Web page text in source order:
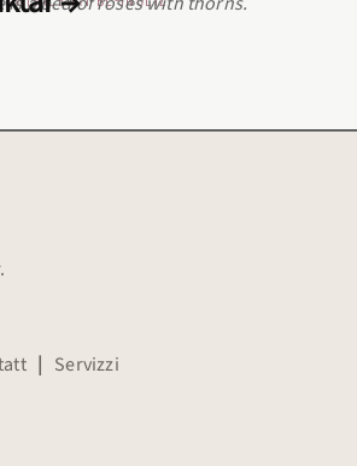
| Servizzi